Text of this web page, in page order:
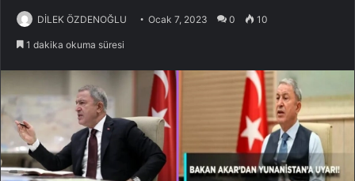
DİLEK ÖZDENOĞLU Ocak 7, 2023 0 10
1 dakika okuma süresi